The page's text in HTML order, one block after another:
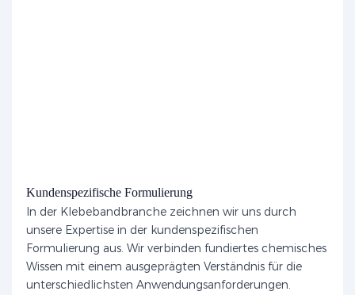
Kundenspezifische Formulierung
In der Klebebandbranche zeichnen wir uns durch
unsere Expertise in der kundenspezifischen
Formulierung aus. Wir verbinden fundiertes chemisches
Wissen mit einem ausgeprägten Verständnis für die
unterschiedlichsten Anwendungsanforderungen.